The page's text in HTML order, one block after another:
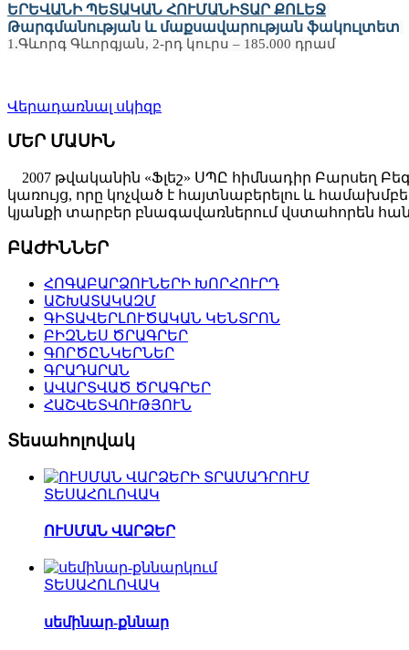
ԵՐԵՎԱՆԻ ՊԵՏԱԿԱՆ ՀՈՒՄԱՆԻՏԱՐ ՔՈԼԵՋ
Թարգմանության և մաքսավարության ֆակուլտետ
1.Գևորգ Գևորգյան, 2-րդ կուրս – 185.000 դրամ
Վերադառնալ սկիզբ
ՄԵՐ ՄԱՍԻՆ
2007 թվականին «Ֆլեշ» ՍՊԸ հիմնադիր Բարսեղ
կառույց, որը կոչված է հայտնաբերելու և
կյանքի տարբեր բնագավառներում վստահորեն
ԲԱԺԻՆՆԵՐ
ՀՈԳԱԲԱՐՁՈՒՆԵՐԻ ԽՈՐՀՈՒՐԴ
ԱՇԽԱՏԱԿԱԶՄ
ԳԻՏԱՎԵՐԼՈՒԾԱԿԱՆ ԿԵՆՏՐՈՆ
ԲԻԶՆԵՍ ԾՐԱԳՐԵՐ
ԳՈՐԾԸՆԿԵՐՆԵՐ
ԳՐԱԴԱՐԱՆ
ԱՎԱՐՏՎԱԾ ԾՐԱԳՐԵՐ
ՀԱՇՎԵՏՎՈՒԹՅՈՒՆ
Տեսահոլովակ
ՏԵՍԱՀՈԼՈՎԱԿ
ՈՒՍՄԱՆ ՎԱՐՁԵՐ
ՏԵՍԱՀՈԼՈՎԱԿ
սեմինար-քննար